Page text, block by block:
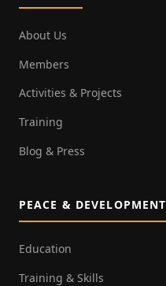
About Us
Members
Activities & Projects
Training
Blog & Press
PEACE & DEVELOPMENT
Education
Training & Skills